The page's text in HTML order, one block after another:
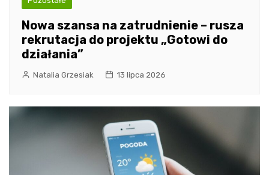
Nowa szansa na zatrudnienie – rusza
rekrutacja do projektu „Gotowi do
działania”
Natalia Grzesiak 13 lipca 2026